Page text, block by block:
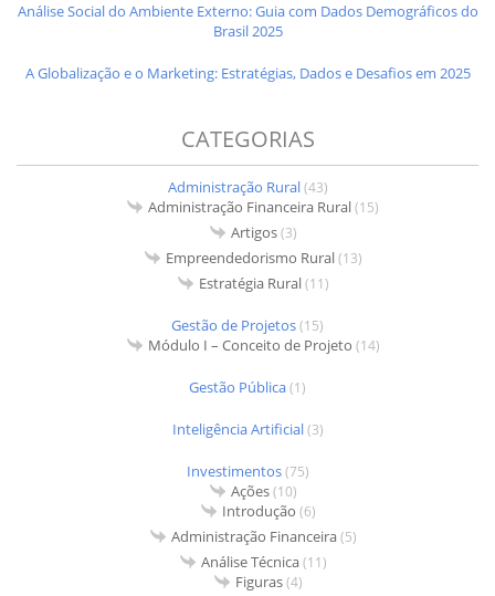
Análise Social do Ambiente Externo: Guia com Dados Demográficos do
Brasil 2025
A Globalização e o Marketing: Estratégias, Dados e Desafios em 2025
CATEGORIAS
Administração Rural(43)
Administração Financeira Rural(15)
Artigos(3)
Empreendedorismo Rural(13)
Estratégia Rural(11)
Gestão de Projetos(15)
Módulo I – Conceito de Projeto (14)
Gestão Pública(1)
Inteligência Artificial(3)
Investimentos(75)
Ações(10)
Introdução (6)
Administração Financeira(5)
Análise Técnica(11)
Figuras(4)